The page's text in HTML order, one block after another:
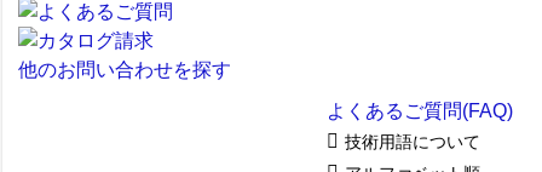
他のお問い合わせを探す
よくあるご質問(FAQ)
技術用語について